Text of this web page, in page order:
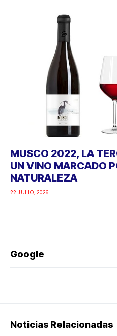
MUSCO 2022, LA
UN VINO MARCADO
NATURALEZA
22 JULIO, 2026
Google
Noticias Relacionadas